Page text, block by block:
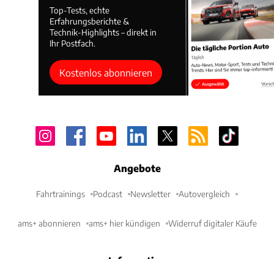
Top-Tests, echte
Erfahrungsberichte &
Technik-Highlights – direkt in
Ihr Postfach.
Kostenlos abonnieren
Angebote
Fahrtrainings Podcast Newsletter Autovergleich
ams+ abonnieren ams+ hier kündigen Widerruf digitaler Käufe